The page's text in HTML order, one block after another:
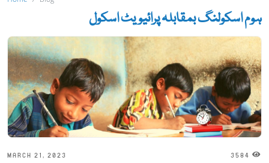
ہوم اسکولنگ بمقابلہ پرائیویٹ اسکول
MARCH 21, 2023 3584